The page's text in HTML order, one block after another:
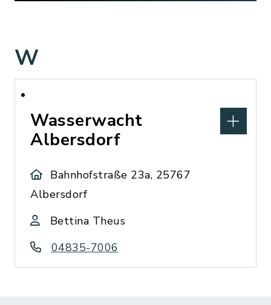
W
Wasserwacht
Albersdorf
Bahnhofstraße 23a, 25767
Albersdorf
Bettina Theus
04835-7006